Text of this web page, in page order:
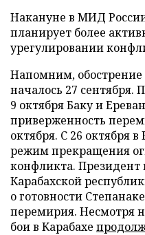
Накануне в МИД
планирует более
урегулировании
Напомним, обострение
началось 27 сентября.
9 октября Баку и Ереван
приверженность
октября. С 26 октября в
режим прекращения
конфликта.
Карабахской
о готовности
перемирия. Несмотря
бои в Карабахе